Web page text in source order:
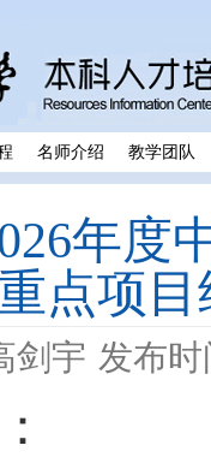
名师介绍 教学团队
年度
点项
剑宇 发布